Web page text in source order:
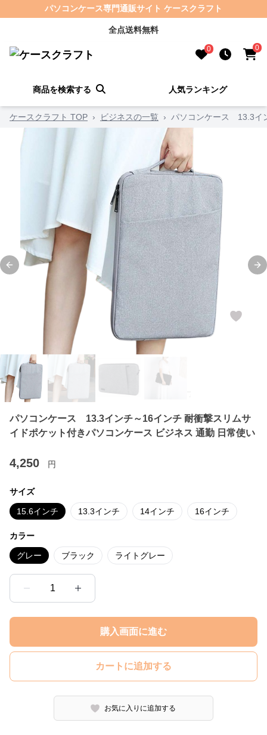
パソコンケース専門通販サイト ケースクラフト
全点送料無料
0 0
商品を検索する 人気ランキング
ケースクラフト TOP › ビジネスの一覧 › パソコンケース 13.3イ
Previous slide
パソコンケース 13.3インチ～16インチ 耐衝撃スリムサ
イドポケット付きパソコンケース ビジネス 通勤 日常使い
4,250 円
サイズ
15.6インチ 13.3インチ 14インチ 16インチ
カラー
グレー ブラック ライトグレー
1
購入画面に進む
カートに追加する
お気に入りに追加する